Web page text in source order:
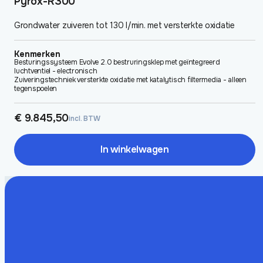
Grondwater zuiveren tot 130 l/min. met versterkte oxidatie
Kenmerken
Besturingssysteem Evolve 2.0 bestruringsklep met geïntegreerd
luchtventiel - electronisch
Zuiveringstechniek versterkte oxidatie met katalytisch filtermedia - alleen
tegenspoelen
€9.845,50incl. BTW
In winkelwagen